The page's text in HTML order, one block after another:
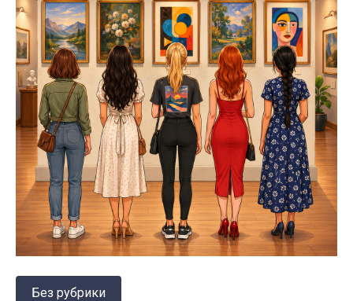
Без рубрики